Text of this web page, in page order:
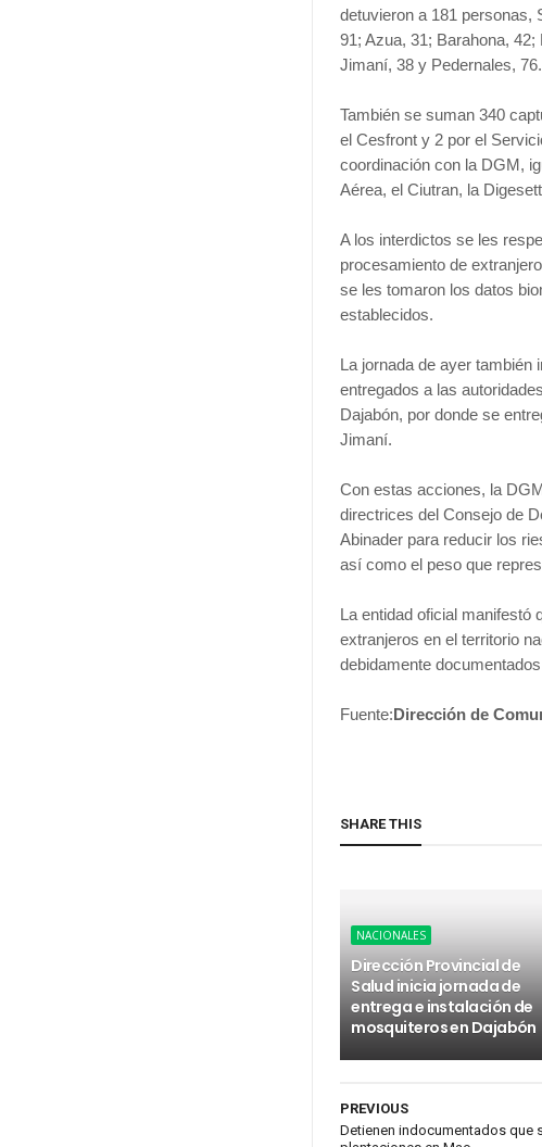
detuvieron a 181 personas,
91; Azua, 31; Barahona,
Jimaní, 38 y Pedernales, 76.
También se suman 340
el Cesfront y 2 por el
coordinación con la DGM,
Aérea, el Ciutran, la
A los interdictos se les
procesamiento de
se les tomaron los datos
establecidos.
La jornada de ayer también
entregados a las
Dajabón, por donde se
Jimaní.
Con estas acciones, la
directrices del Consejo de
Abinader para reducir los
así como el peso que
La entidad oficial manifestó
extranjeros en el territorio
debidamente
Fuente:Dirección de
SHARE THIS
NACIONALES
Dirección Provincial de
Salud inicia jornada de
entrega e instalación de
mosquiteros en Dajabón
PREVIOUS
Detienen indocumentados que